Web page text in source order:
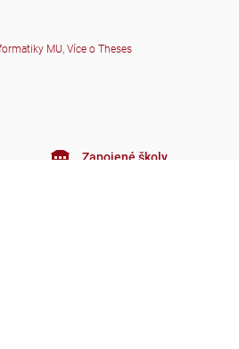
MU, Více o Theses
Zapojené školy